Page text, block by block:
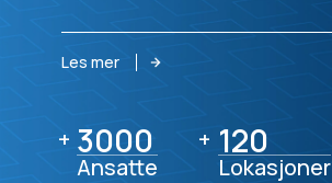
Les mer
+ 3000
3000
Ansatte
+ 120
120
Lokasjoner